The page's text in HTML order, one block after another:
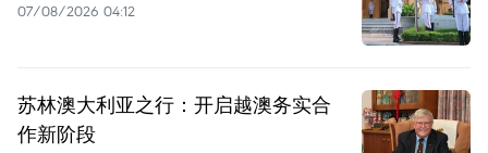
07/08/2026 04:12
苏林澳大利亚之行：开启越澳务实合
作新阶段